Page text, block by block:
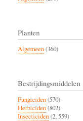
Planten
Algemeen(360)
Bestrijdingsmiddelen
Fungiciden(570)
Herbiciden(802)
Insecticiden(2, 559)